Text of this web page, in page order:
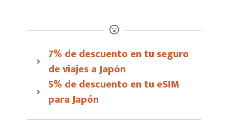
7% de descuento en tu seguro
de viajes a Japón
5% de descuento en tu eSIM
para Japón